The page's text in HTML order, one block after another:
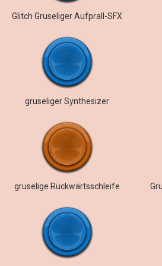
Glitch Gruseliger Aufprall-SFX
gruseliger Synthesizer
gruselige Rückwärtsschleife